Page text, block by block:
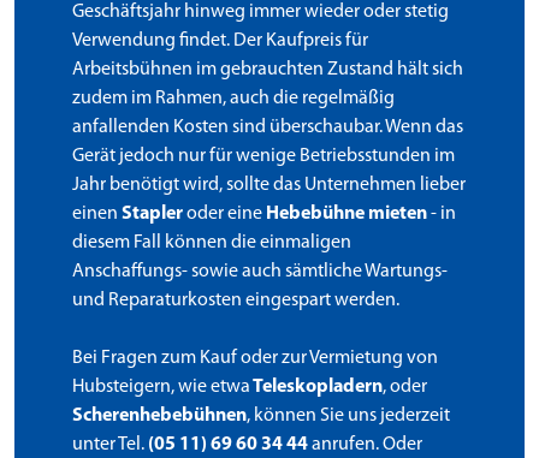
Geschäftsjahr hinweg immer wieder oder stetig
Verwendung findet. Der Kaufpreis für
Arbeitsbühnen im gebrauchten Zustand hält sich
zudem im Rahmen, auch die regelmäßig
anfallenden Kosten sind überschaubar. Wenn das
Gerät jedoch nur für wenige Betriebsstunden im
Jahr benötigt wird, sollte das Unternehmen lieber
einen Stapleroder eine Hebebühne mieten- in
diesem Fall können die einmaligen
Anschaffungs- sowie auch sämtliche Wartungs-
und Reparaturkosten eingespart werden.
Bei Fragen zum Kauf oder zur Vermietung von
Hubsteigern, wie etwaTeleskopladern, oder
Scherenhebebühnen, können Sie uns jederzeit
unter Tel. (05 11) 69 60 34 44anrufen. Oder